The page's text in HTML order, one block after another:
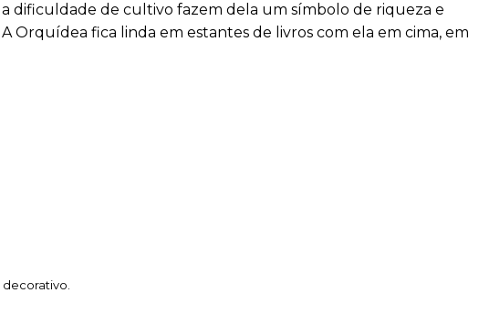
dificuldade de cultivo fazem dela um símbolo de riqueza e
Orquídea fica linda em estantes de livros com ela em cima, em